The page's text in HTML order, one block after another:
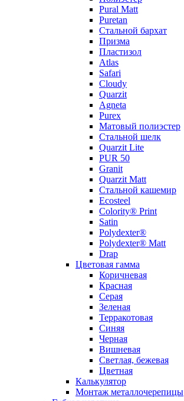
Pural Matt
Puretan
Стальной бархат
Призма
Пластизол
Atlas
Safari
Cloudy
Quarzit
Agneta
Purex
Матовый полиэстер
Стальной шелк
Quarzit Lite
PUR 50
Granit
Quarzit Matt
Стальной кашемир
Ecosteel
Colority® Print
Satin
Polydexter®
Polydexter® Matt
Drap
Цветовая гамма
Коричневая
Красная
Серая
Зеленая
Терракотовая
Синяя
Черная
Вишневая
Светлая, бежевая
Цветная
Калькулятор
Монтаж металлочерепицы